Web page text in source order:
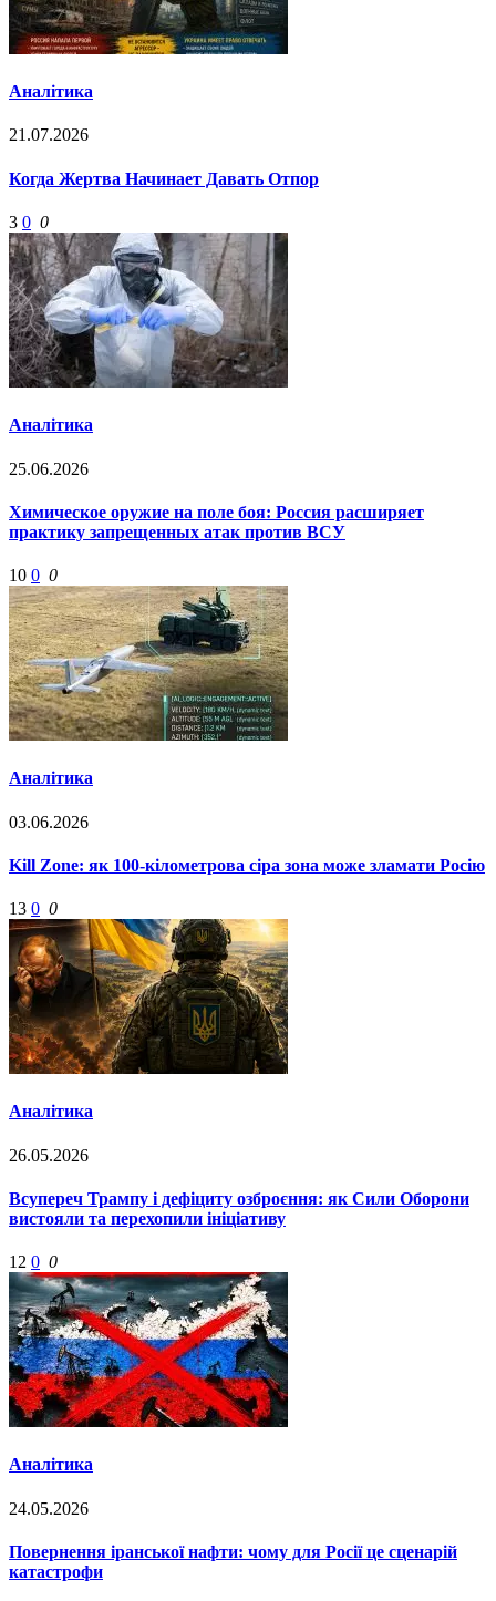
Аналітика
21.07.2026
Когда Жертва Начинает Давать Отпор
3 0 0
Аналітика
25.06.2026
Химическое оружие на поле боя: Россия расширяет
практику запрещенных атак против ВСУ
10 0 0
Аналітика
03.06.2026
Kill Zone: як 100-кілометрова сіра зона може зламати Росію
13 0 0
Аналітика
26.05.2026
Всупереч Трампу і дефіциту озброєння: як Сили Оборони
вистояли та перехопили ініціативу
12 0 0
Аналітика
24.05.2026
Повернення іранської нафти: чому для Росії це сценарій
катастрофи